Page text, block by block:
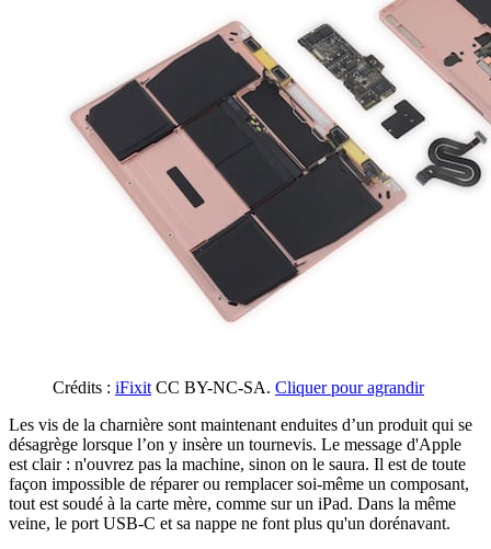
Crédits : iFixit CC BY-NC-SA. Cliquer pour agrandir
Les vis de la charnière sont maintenant enduites d’un produit qui se
désagrège lorsque l’on y insère un tournevis. Le message d'Apple
est clair : n'ouvrez pas la machine, sinon on le saura. Il est de toute
façon impossible de réparer ou remplacer soi-même un composant,
tout est soudé à la carte mère, comme sur un iPad. Dans la même
veine, le port USB-C et sa nappe ne font plus qu'un dorénavant.